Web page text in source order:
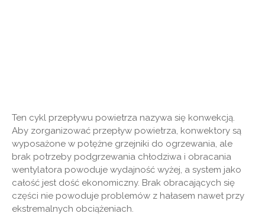
Ten cykl przepływu powietrza nazywa się konwekcją.
Aby zorganizować przepływ powietrza, konwektory są
wyposażone w potężne grzejniki do ogrzewania, ale
brak potrzeby podgrzewania chłodziwa i obracania
wentylatora powoduje wydajność wyżej, a system jako
całość jest dość ekonomiczny. Brak obracających się
części nie powoduje problemów z hałasem nawet przy
ekstremalnych obciążeniach.